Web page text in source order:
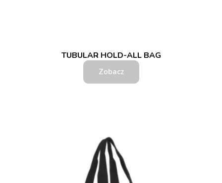
TUBULAR HOLD-ALL BAG
Zobacz